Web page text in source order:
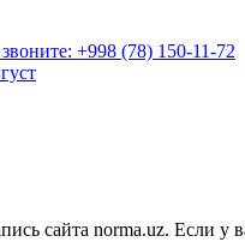
+998 (78) 150-11-72
сайта norma.uz. Если у